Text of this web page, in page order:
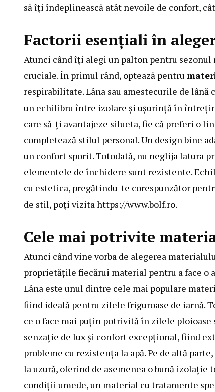
să îți îndeplinească atât nevoile de confort,
Factorii esențiali în
Atunci când îți alegi un palton pentru
cruciale. În primul rând, optează pentru
respirabilitate. Lâna sau amestecurile de
un echilibru între izolare și ușurință în
care să-ți avantajeze silueta, fie că preferi o
completează stilul personal. Un design bine
un confort sporit. Totodată, nu neglija latura
elementele de închidere sunt rezistente.
cu estetica, pregătindu-te corespunzător
de stil, poți vizita https://www.bolf.ro.
Cele mai potrivite
Atunci când vine vorba de alegerea
proprietățile fiecărui material pentru a face o
Lâna este unul dintre cele mai populare
fiind ideală pentru zilele friguroase de iarnă.
ce o face mai puțin potrivită în zilele ploioase
senzație de lux și confort excepțional, fiind
probleme cu rezistența la apă. Pe de altă
la uzură, oferind de asemenea o bună izolație
condiții umede, un material cu tratamente